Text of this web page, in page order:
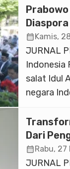
calendar_monthKamis,
JURNAL
Indonesia
salat Idul
negara
Ketibaan
diaspora
masing-
Dari
Juru
BNSP
calendar_monthRabu, 27
JURNAL